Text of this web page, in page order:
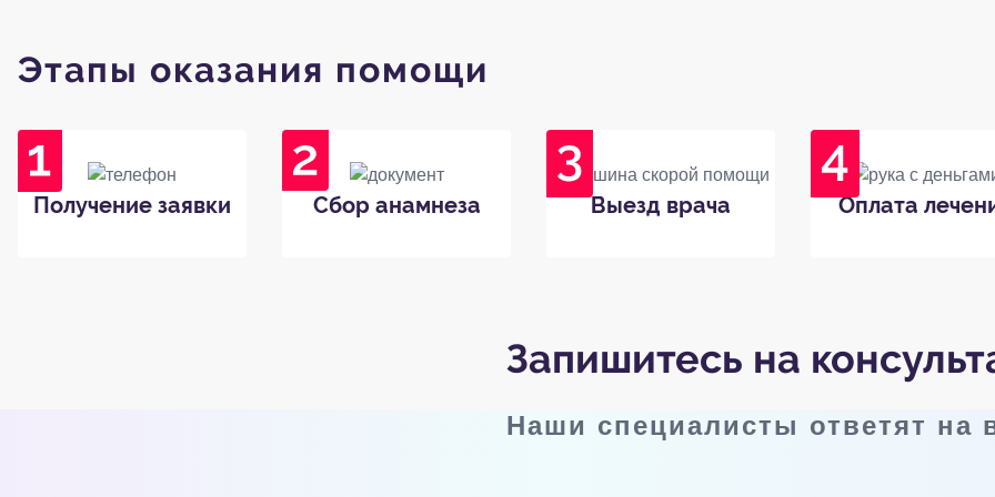
Этапы оказания помощи
Получение заявки Сбор анамнеза Выезд врача Оплата
Запишитесь на
Наши специалисты ответят на